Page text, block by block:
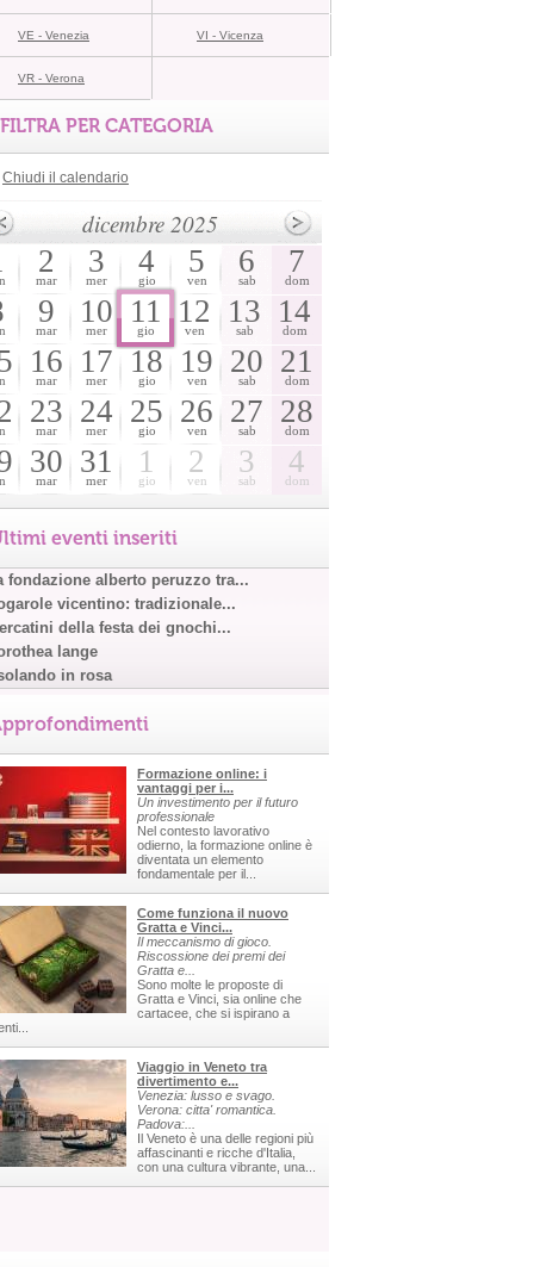
VE - Venezia VI - Vicenza
VR - Verona
FILTRA PER CATEGORIA
Chiudi il calendario
dicembre 2025
2
mar
3
mer
4
gio
5
ven
6
sab
7
dom
9
mar
10
mer
11
gio
12
ven
13
sab
14
dom
16
mar
17
mer
18
gio
19
ven
20
sab
21
dom
23
mar
24
mer
25
gio
26
ven
27
sab
28
dom
30
mar
31
mer
1
gio
2
ven
3
sab
4
dom
eventi inseriti
fondazione alberto peruzzo tra...
vicentino: tradizionale...
della festa dei gnochi...
lange
in rosa
Formazione online: i
vantaggi per i...
Un investimento per il futuro
professionale
Nel contesto lavorativo
odierno, la formazione online è
diventata un elemento
fondamentale per il...
Come funziona il nuovo
Gratta e Vinci...
Il meccanismo di gioco.
Riscossione dei premi dei
Gratta e...
Sono molte le proposte di
Gratta e Vinci, sia online che
cartacee, che si ispirano a
Viaggio in Veneto tra
divertimento e...
Venezia: lusso e svago.
Verona: citta' romantica.
Padova:...
Il Veneto è una delle regioni più
affascinanti e ricche d'Italia,
con una cultura vibrante, una...